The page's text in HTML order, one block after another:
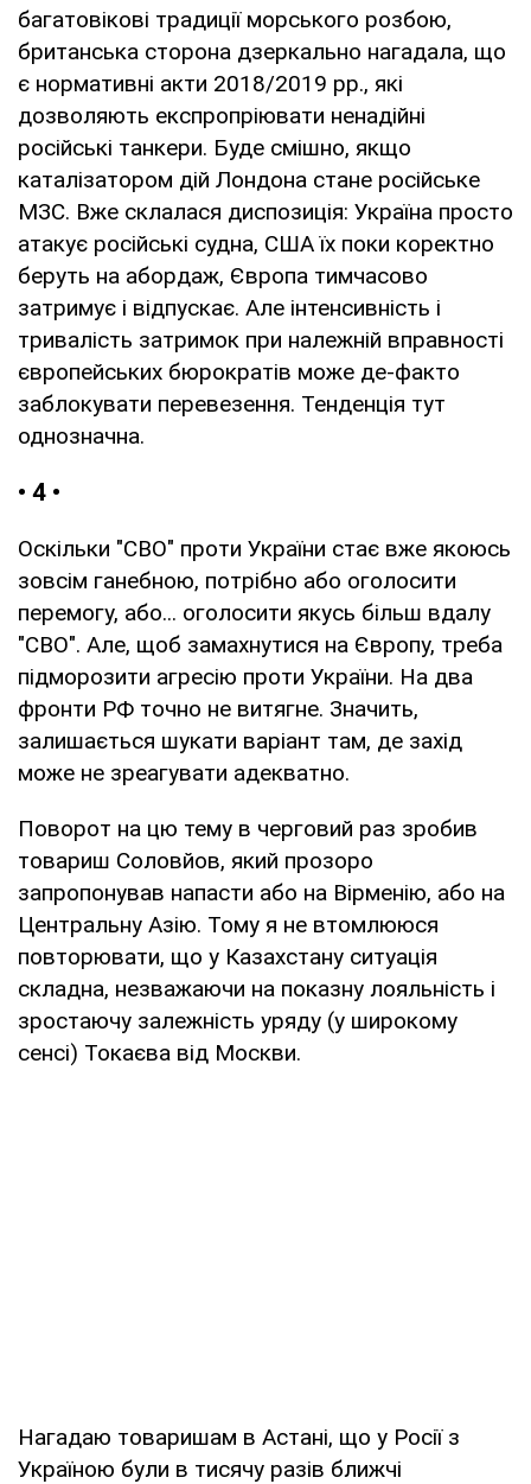
багатовікові традиції морського розбою,
британська сторона дзеркально нагадала, що
є нормативні акти 2018/2019 рр., які
дозволяють експропріювати ненадійні
російські танкери. Буде смішно, якщо
каталізатором дій Лондона стане російське
МЗС. Вже склалася диспозиція: Україна просто
атакує російські судна, США їх поки коректно
беруть на абордаж, Європа тимчасово
затримує і відпускає. Але інтенсивність і
тривалість затримок при належній вправності
європейських бюрократів може де-факто
заблокувати перевезення. Тенденція тут
однозначна.
• 4 •
Оскільки "СВО" проти України стає вже якоюсь
зовсім ганебною, потрібно або оголосити
перемогу, або... оголосити якусь більш вдалу
"СВО". Але, щоб замахнутися на Європу, треба
підморозити агресію проти України. На два
фронти РФ точно не витягне. Значить,
залишається шукати варіант там, де захід
може не зреагувати адекватно.
Поворот на цю тему в черговий раз зробив
товариш Соловйов, який прозоро
запропонував напасти або на Вірменію, або на
Центральну Азію. Тому я не втомлююся
повторювати, що у Казахстану ситуація
складна, незважаючи на показну лояльність і
зростаючу залежність уряду (у широкому
сенсі) Токаєва від Москви.
Нагадаю товаришам в Астані, що у Росії з
Україною були в тисячу разів ближчі